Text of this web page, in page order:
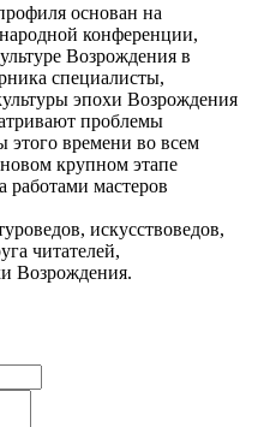
основан на
конференции,
Возрождения в
специалисты,
эпохи Возрождения
проблемы
этого времени во всем
крупном этапе
работами мастеров
искусствоведов,
читателей,
Возрождения.